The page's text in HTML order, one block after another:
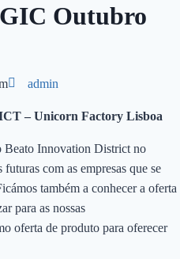
Outubro
admin
– Unicorn Factory Lisboa
Beato Innovation District no
com as empresas que se
também a conhecer a oferta
para as nossas
oferta de produto para oferecer